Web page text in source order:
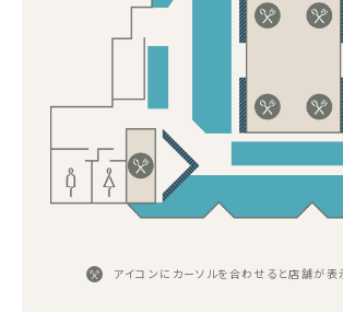
アイコンにカーソルを合わせると店舗が表